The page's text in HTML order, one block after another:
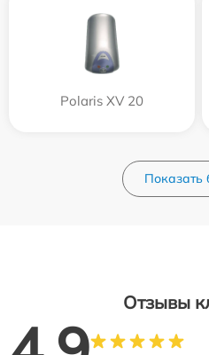
Polaris XV 20
Показать
Отзывы